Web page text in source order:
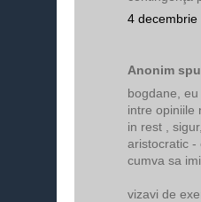
4
Anonim
bogdane,
intre opiniile
in rest ,
aristocratic -
cumva sa
vizavi de